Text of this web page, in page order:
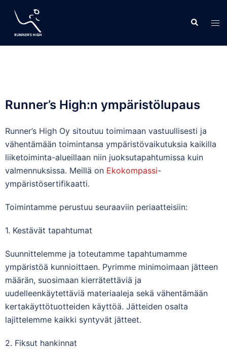
Runner’s High:n ympäristölupaus
Runner’s High Oy sitoutuu toimimaan vastuullisesti ja
vähentämään toimintansa ympäristövaikutuksia kaikilla
liiketoiminta-alueillaan niin juoksutapahtumissa kuin
valmennuksissa. Meillä on Ekokompassi-
ympäristösertifikaatti.
Toimintamme perustuu seuraaviin periaatteisiin:
1. Kestävät tapahtumat
Suunnittelemme ja toteutamme tapahtumamme
ympäristöä kunnioittaen. Pyrimme minimoimaan jätteen
määrän, suosimaan kierrätettäviä ja
uudelleenkäytettäviä materiaaleja sekä vähentämään
kertakäyttötuotteiden käyttöä. Jätteiden osalta
lajittelemme kaikki syntyvät jätteet.
2. Fiksut hankinnat